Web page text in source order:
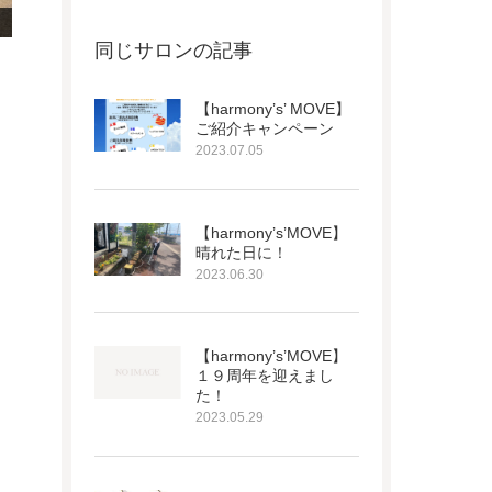
同じサロンの記事
【harmony’s’ MOVE】
ご紹介キャンペーン
2023.07.05
【harmony’s’MOVE】
晴れた日に！
2023.06.30
【harmony’s’MOVE】
１９周年を迎えまし
た！
2023.05.29